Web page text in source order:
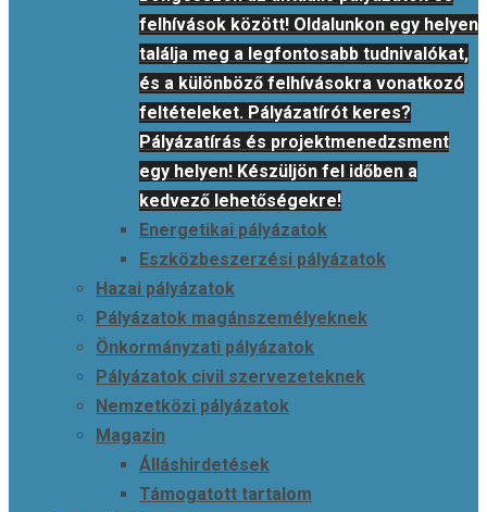
felhívások között! Oldalunkon egy helyen
találja meg a legfontosabb tudnivalókat,
és a különböző felhívásokra vonatkozó
feltételeket. Pályázatírót keres?
Pályázatírás és projektmenedzsment
egy helyen! Készüljön fel időben a
kedvező lehetőségekre!
Energetikai pályázatok
Eszközbeszerzési pályázatok
Hazai pályázatok
Pályázatok magánszemélyeknek
Önkormányzati pályázatok
Pályázatok civil szervezeteknek
Nemzetközi pályázatok
Magazin
Álláshirdetések
Támogatott tartalom